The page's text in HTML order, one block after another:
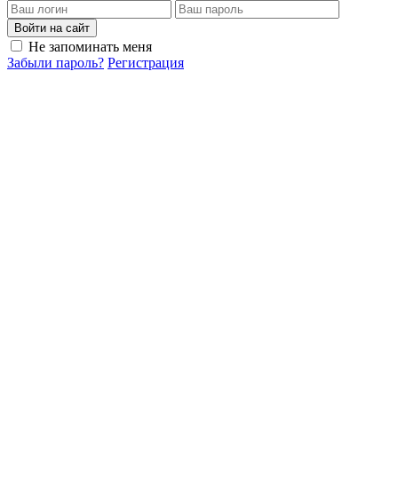
Войти на сайт
Не запоминать меня
Забыли пароль? Регистрация